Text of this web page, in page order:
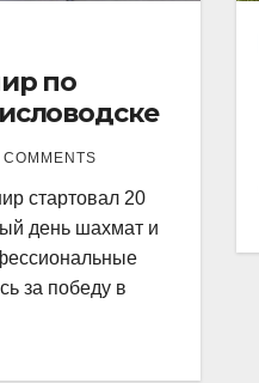
по
COMMENTS
стартовал 20
день шахмат и
за победу в